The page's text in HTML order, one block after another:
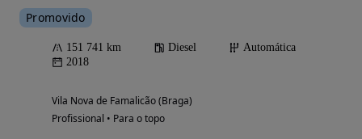
Promovido
151 741 km Diesel
Automática
2018
Vila Nova de Famalicão (Braga)
Profissional • Para o topo